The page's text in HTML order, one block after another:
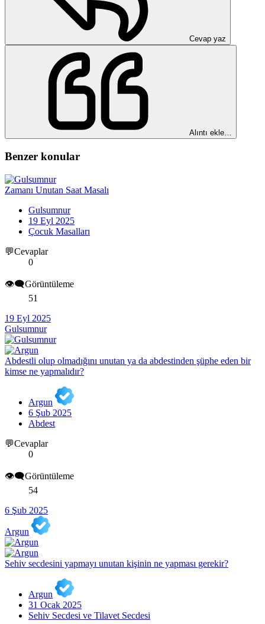
Cevap yaz
Alıntı ekle…
Benzer konular
Zamanı Unutan Saat Masalı
Gulsumnur
19 Eyl 2025
Çocuk Masalları
💬Cevaplar
0
👁️‍🗨️Görüntüleme
51
19 Eyl 2025
Gulsumnur
Abdestli olup olmadığını unutan ya da abdestinden şüphe eden bir
kimse ne yapmalıdır?
Argun
6 Şub 2025
Abdest
💬Cevaplar
0
👁️‍🗨️Görüntüleme
54
6 Şub 2025
Argun
Sehiv secdesini yapmayı unutan kişinin ne yapması gerekir?
Argun
31 Ocak 2025
Sehiv Secdesi ve Tilavet Secdesi